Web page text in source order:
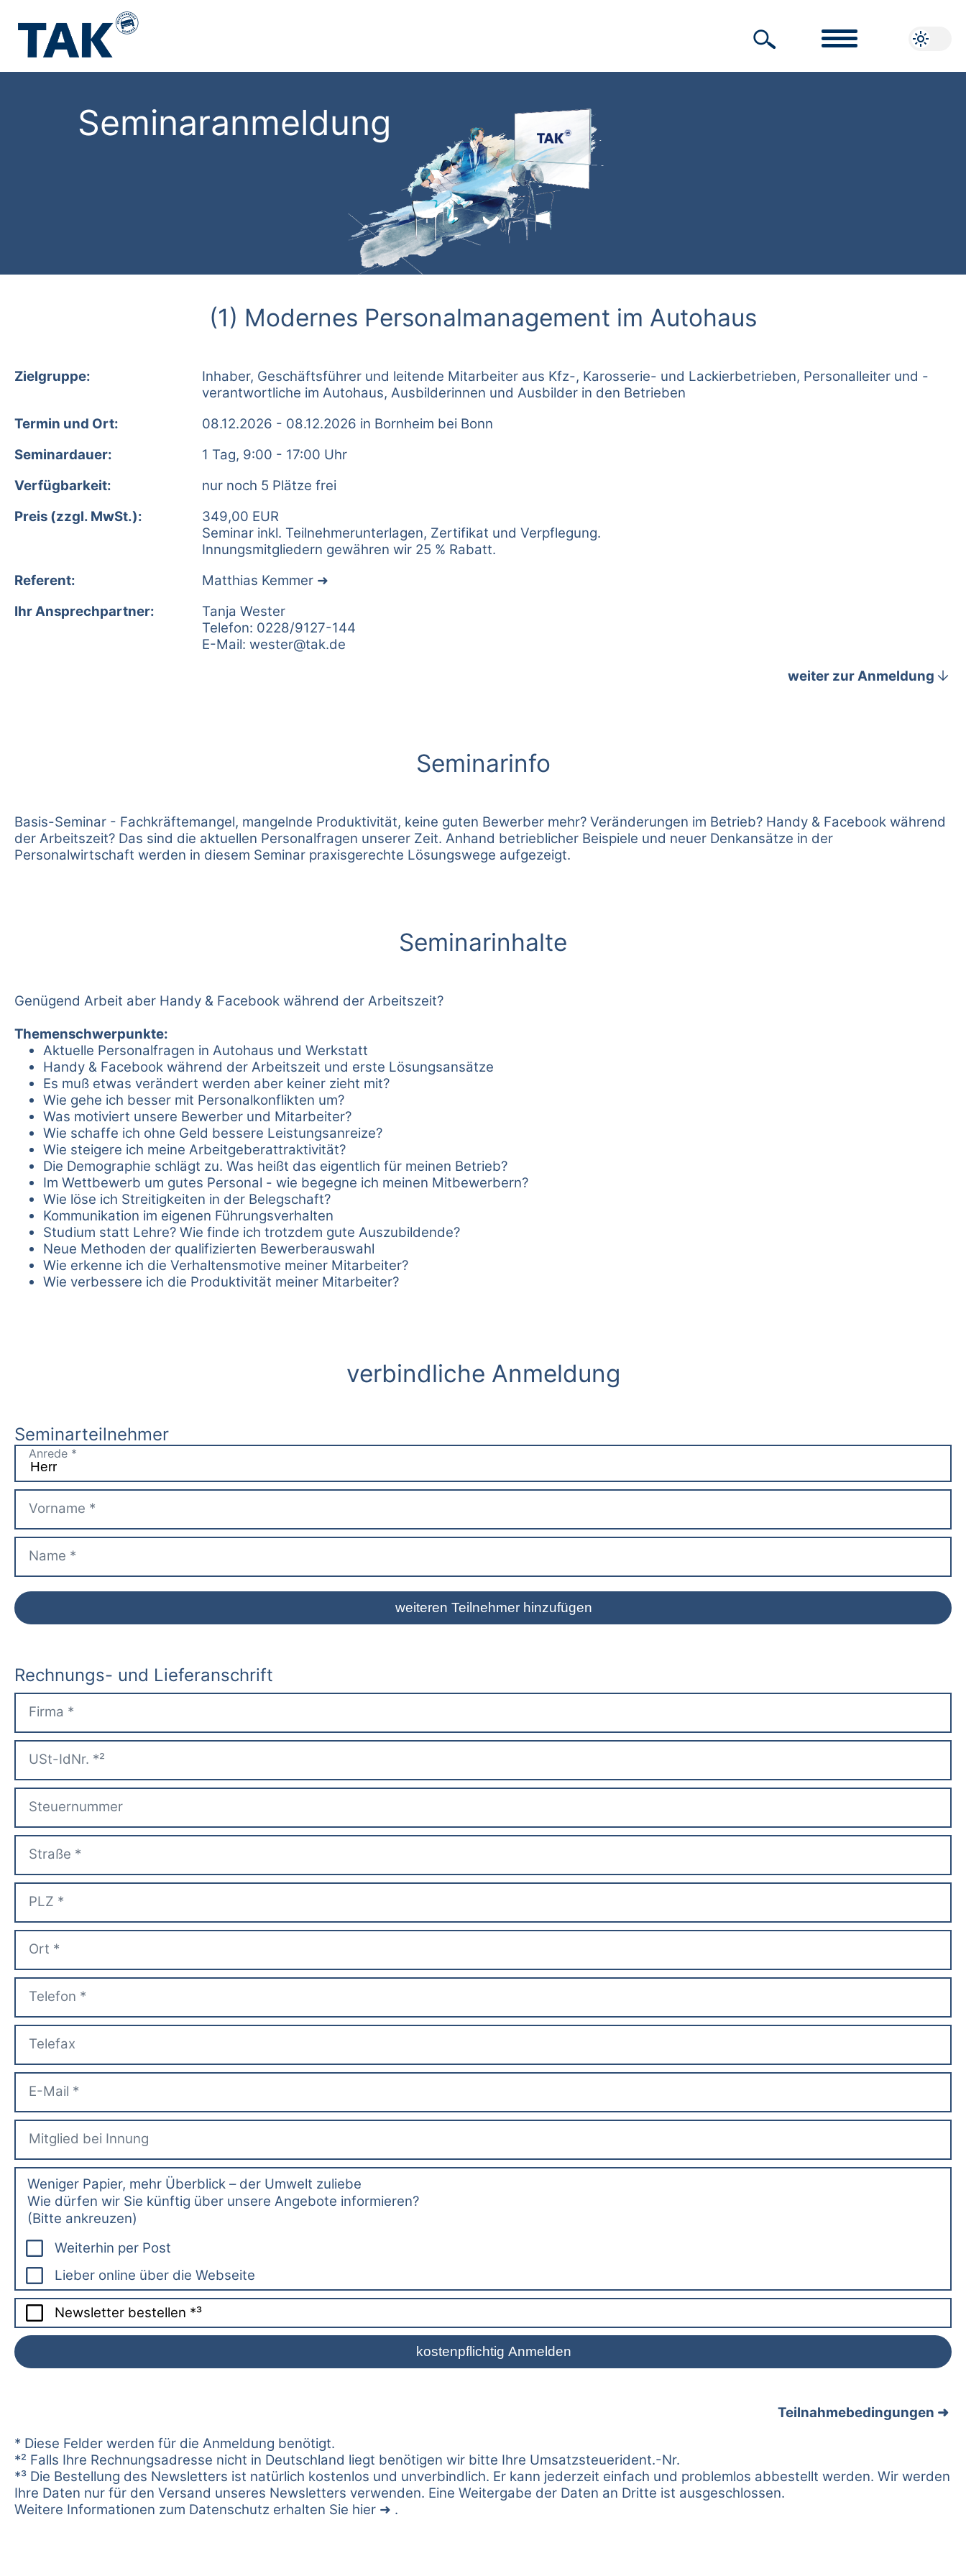
Seminaranmeldung
(1) Modernes Personalmanagement im Autohaus
Zielgruppe:
Inhaber, Geschäftsführer und leitende Mitarbeiter aus Kfz-, Karosserie- und Lackierbetrieben, Personalleiter und -
verantwortliche im Autohaus, Ausbilderinnen und Ausbilder in den Betrieben
Termin und Ort:
08.12.2026 - 08.12.2026 in Bornheim bei Bonn
Seminardauer:
1 Tag, 9:00 - 17:00 Uhr
Verfügbarkeit:
nur noch 5 Plätze frei
Preis (zzgl. MwSt.):
349,00 EUR
Seminar inkl. Teilnehmerunterlagen, Zertifikat und Verpflegung.
Innungsmitgliedern gewähren wir 25 % Rabatt.
Referent:
Matthias Kemmer
Ihr Ansprechpartner:
Tanja Wester
Telefon: 0228/9127-144
E-Mail: wester@tak.de
weiter zur Anmeldung arrow_downward
Seminarinfo
Basis-Seminar - Fachkräftemangel, mangelnde Produktivität, keine guten Bewerber mehr? Veränderungen im Betrieb? Handy & Facebook während
der Arbeitszeit? Das sind die aktuellen Personalfragen unserer Zeit. Anhand betrieblicher Beispiele und neuer Denkansätze in der
Personalwirtschaft werden in diesem Seminar praxisgerechte Lösungswege aufgezeigt.
Seminarinhalte
Genügend Arbeit aber Handy & Facebook während der Arbeitszeit?
Themenschwerpunkte:
Aktuelle Personalfragen in Autohaus und Werkstatt
Handy & Facebook während der Arbeitszeit und erste Lösungsansätze
Es muß etwas verändert werden aber keiner zieht mit?
Wie gehe ich besser mit Personalkonflikten um?
Was motiviert unsere Bewerber und Mitarbeiter?
Wie schaffe ich ohne Geld bessere Leistungsanreize?
Wie steigere ich meine Arbeitgeberattraktivität?
Die Demographie schlägt zu. Was heißt das eigentlich für meinen Betrieb?
Im Wettbewerb um gutes Personal - wie begegne ich meinen Mitbewerbern?
Wie löse ich Streitigkeiten in der Belegschaft?
Kommunikation im eigenen Führungsverhalten
Studium statt Lehre? Wie finde ich trotzdem gute Auszubildende?
Neue Methoden der qualifizierten Bewerberauswahl
Wie erkenne ich die Verhaltensmotive meiner Mitarbeiter?
Wie verbessere ich die Produktivität meiner Mitarbeiter?
verbindliche Anmeldung
Seminarteilnehmer
Rechnungs- und Lieferanschrift
Weniger Papier, mehr Überblick – der Umwelt zuliebe
Wie dürfen wir Sie künftig über unsere Angebote informieren?
(Bitte ankreuzen)
Weiterhin per Post
Lieber online über die Webseite
Newsletter bestellen *³
Teilnahmebedingungen
* Diese Felder werden für die Anmeldung benötigt.
*² Falls Ihre Rechnungsadresse nicht in Deutschland liegt benötigen wir bitte Ihre Umsatzsteuerident.-Nr.
*³ Die Bestellung des Newsletters ist natürlich kostenlos und unverbindlich. Er kann jederzeit einfach und problemlos abbestellt werden. Wir werden
Ihre Daten nur für den Versand unseres Newsletters verwenden. Eine Weitergabe der Daten an Dritte ist ausgeschlossen.
Weitere Informationen zum Datenschutz erhalten Sie hier .